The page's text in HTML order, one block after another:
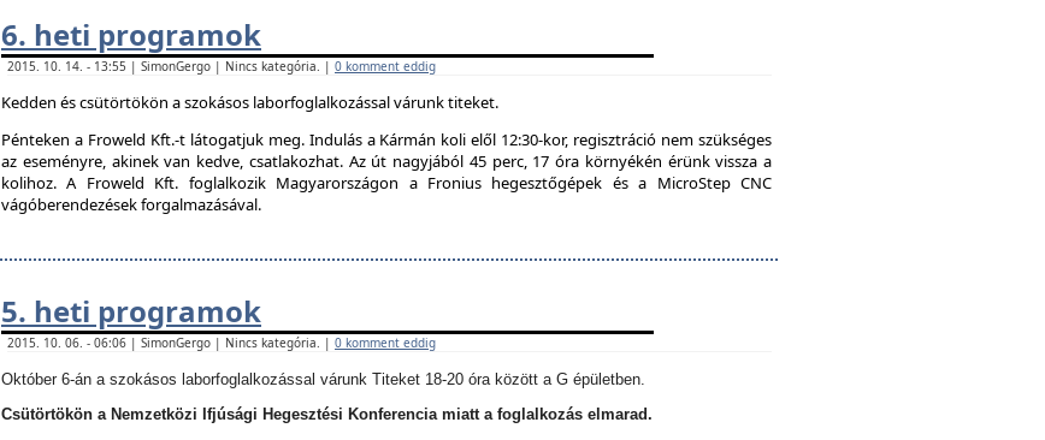
6. heti programok
2015. 10. 14. - 13:55 | SimonGergo | Nincs kategória. | 0 komment eddig
Kedden és csütörtökön a szokásos laborfoglalkozással várunk titeket.
Pénteken a Froweld Kft.-t látogatjuk meg. Indulás a Kármán koli elől 12:30-kor, regisztráció nem szükséges
az eseményre, akinek van kedve, csatlakozhat. Az út nagyjából 45 perc, 17 óra környékén érünk vissza a
kolihoz. A Froweld Kft. foglalkozik Magyarországon a Fronius hegesztőgépek és a MicroStep CNC
vágóberendezések forgalmazásával.
5. heti programok
2015. 10. 06. - 06:06 | SimonGergo | Nincs kategória. | 0 komment eddig
Október 6-án a szokásos laborfoglalkozással várunk Titeket 18-20 óra között a G épületben.
Csütörtökön a Nemzetközi Ifjúsági Hegesztési Konferencia miatt a foglalkozás elmarad.